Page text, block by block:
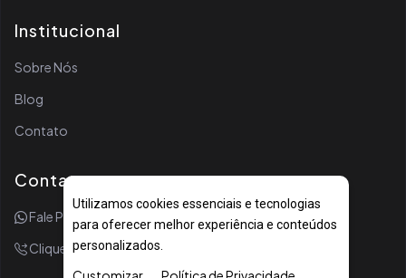
Institucional
Sobre Nós
Blog
Contato
Contato
Fale Por WhatsApp
Clique Para Ligar
Utilizamos cookies essenciais e tecnologias
para oferecer melhor experiência e conteúdos
personalizados.